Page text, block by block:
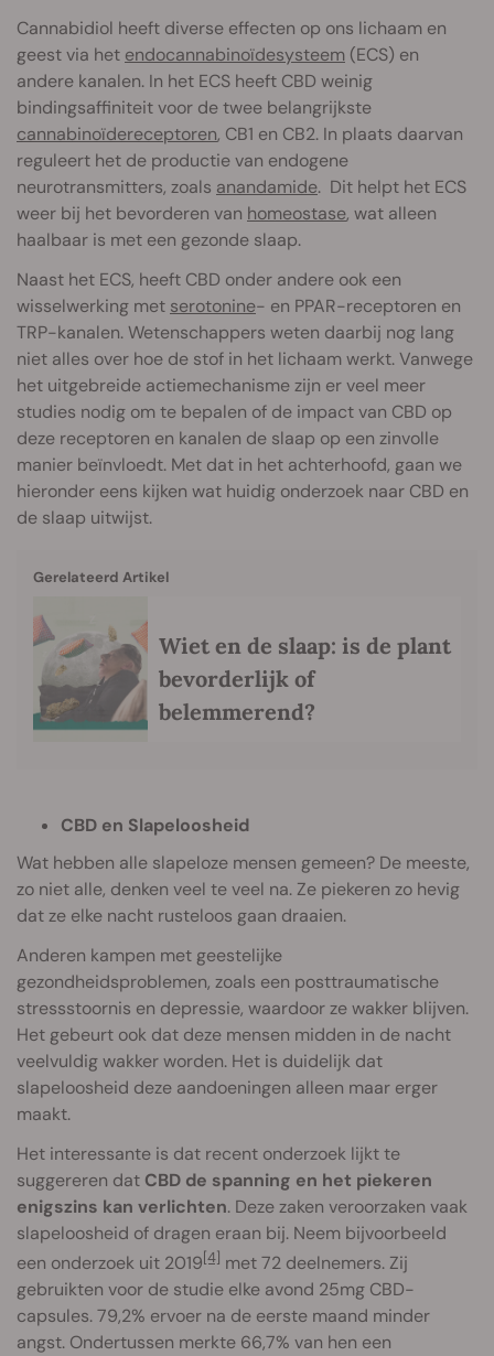
Cannabidiol heeft diverse effecten op ons lichaam en
geest via het endocannabinoïdesysteem (ECS) en
andere kanalen. In het ECS heeft CBD weinig
bindingsaffiniteit voor de twee belangrijkste
cannabinoïdereceptoren, CB1 en CB2. In plaats daarvan
reguleert het de productie van endogene
neurotransmitters, zoals anandamide. Dit helpt het ECS
weer bij het bevorderen van homeostase, wat alleen
haalbaar is met een gezonde slaap.
Naast het ECS, heeft CBD onder andere ook een
wisselwerking met serotonine- en PPAR-receptoren en
TRP-kanalen. Wetenschappers weten daarbij nog lang
niet alles over hoe de stof in het lichaam werkt. Vanwege
het uitgebreide actiemechanisme zijn er veel meer
studies nodig om te bepalen of de impact van CBD op
deze receptoren en kanalen de slaap op een zinvolle
manier beïnvloedt. Met dat in het achterhoofd, gaan we
hieronder eens kijken wat huidig onderzoek naar CBD en
de slaap uitwijst.
Gerelateerd Artikel
Wiet en de slaap: is de plant
bevorderlijk of
belemmerend?
CBD en Slapeloosheid
Wat hebben alle slapeloze mensen gemeen? De meeste,
zo niet alle, denken veel te veel na. Ze piekeren zo hevig
dat ze elke nacht rusteloos gaan draaien.
Anderen kampen met geestelijke
gezondheidsproblemen, zoals een posttraumatische
stressstoornis en depressie, waardoor ze wakker blijven.
Het gebeurt ook dat deze mensen midden in de nacht
veelvuldig wakker worden. Het is duidelijk dat
slapeloosheid deze aandoeningen alleen maar erger
maakt.
Het interessante is dat recent onderzoek lijkt te
suggereren dat CBD de spanning en het piekeren
enigszins kan verlichten. Deze zaken veroorzaken vaak
slapeloosheid of dragen eraan bij. Neem bijvoorbeeld
een onderzoek uit 2019[4] met 72 deelnemers. Zij
gebruikten voor de studie elke avond 25mg CBD-
capsules. 79,2% ervoer na de eerste maand minder
angst. Ondertussen merkte 66,7% van hen een